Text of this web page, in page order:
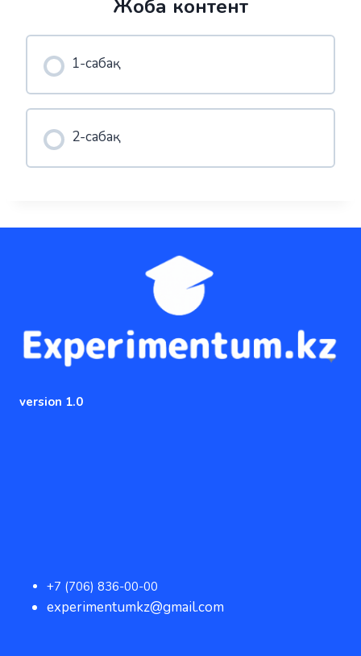
Жоба контент
1-сабақ
2-сабақ
version 1.0
+7 (706) 836-00-00
experimentumkz@gmail.com